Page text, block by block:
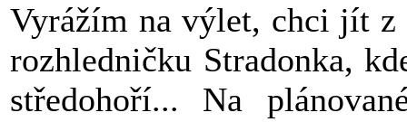
Vyrážím na výlet, chci jít z
rozhledničku Stradonka,
středohoří... Na